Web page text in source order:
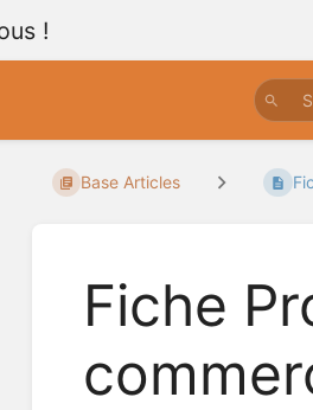
!
Base Articles
Fiche